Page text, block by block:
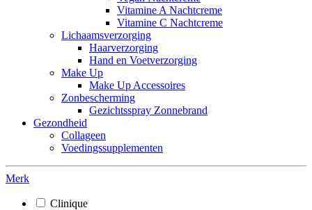
Vitamine A Nachtcreme
Vitamine C Nachtcreme
Lichaamsverzorging
Haarverzorging
Hand en Voetverzorging
Make Up
Make Up Accessoires
Zonbescherming
Gezichtsspray Zonnebrand
Gezondheid
Collageen
Voedingssupplementen
Merk
Clinique